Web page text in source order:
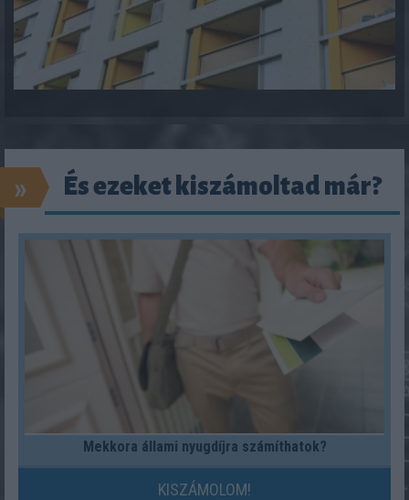
» És ezeket kiszámoltad már?
Mekkora állami nyugdíjra számíthatok?
KISZÁMOLOM!